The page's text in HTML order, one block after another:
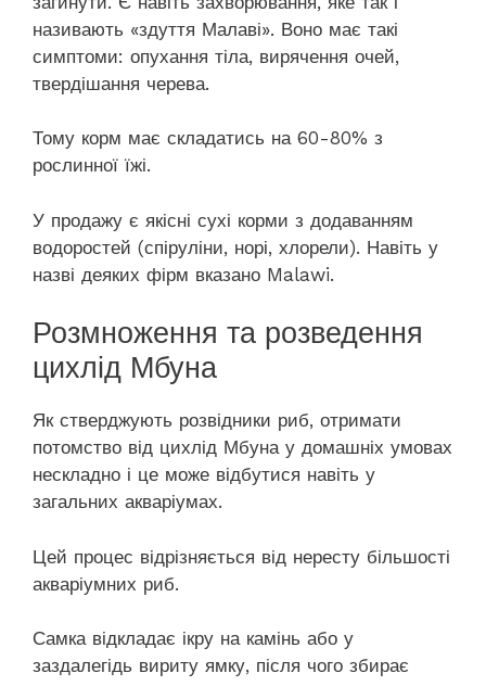
називають «здуття Малаві». Воно має такі
симптоми: опухання тіла, вирячення очей,
твердішання черева.
Тому корм має складатись на 60-80% з
рослинної їжі.
У продажу є якісні сухі корми з додаванням
водоростей (спіруліни, норі, хлорели). Навіть у
назві деяких фірм вказано Malawi.
Розмноження та розведення
цихлід Мбуна
Як стверджують розвідники риб, отримати
потомство від цихлід Мбуна у домашніх умовах
нескладно і це може відбутися навіть у
загальних акваріумах.
Цей процес відрізняється від нересту більшості
акваріумних риб.
Самка відкладає ікру на камінь або у
заздалегідь вириту ямку, після чого збирає